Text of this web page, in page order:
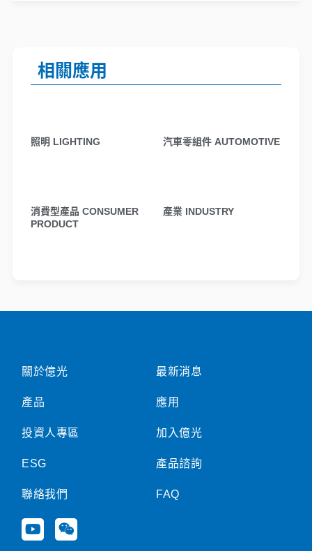
相關應用
照明 LIGHTING 汽車零組件 AUTOMOTIVE
消費型產品 CONSUMER
PRODUCT
產業 INDUSTRY
關於億光
產品
投資人專區
ESG
聯絡我們
Y
o
W
e
最新消息
應用
加入億光
產品諮詢
FAQ